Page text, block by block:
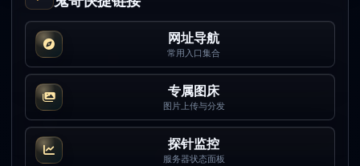
网址导航
常用入口集合
专属图床
图片上传与分发
探针监控
服务器状态面板